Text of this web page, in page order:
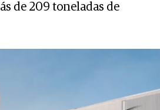
de 209 toneladas de